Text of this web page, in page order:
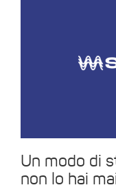
Un modo di
non lo hai